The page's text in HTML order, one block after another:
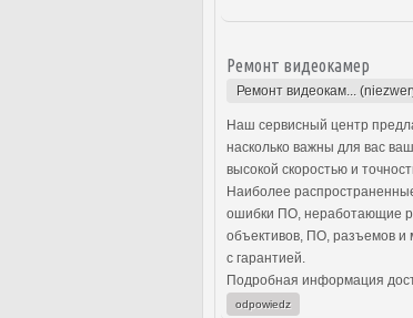
Ремонт видеокамер
Ремонт видеокам...
Наш сервисный центр
насколько важны для вас
высокой скоростью и
Наиболее
ошибки ПО, неработающие
объективов, ПО, разъемов и
с гарантией.
Подробная информация
odpowiedz